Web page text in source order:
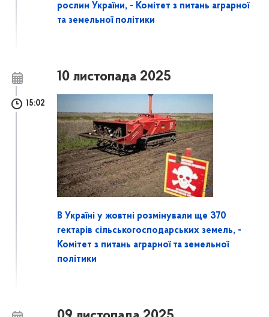
рослин України, - Комітет з питань аграрної
та земельної політики
10 листопада 2025
15:02
В Україні у жовтні розмінували ще 370
гектарів сільськогосподарських земель, -
Комітет з питань аграрної та земельної
політики